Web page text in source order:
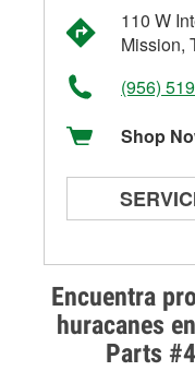
Encuentra
huracanes
Parts
110 W
Mission,
(956)
Shop
Prueba
Revisión